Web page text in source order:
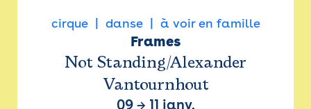
cirque danse à voir en famille
Frames
Not Standing/Alexander
Vantournhout
09→ 11 janv.